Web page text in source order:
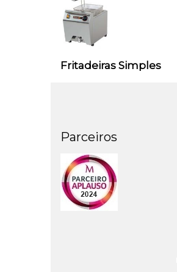
Fritadeiras Simples
Parceiros